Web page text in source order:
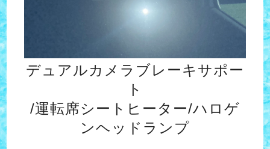
デュアルカメラブレーキサポー
ト
/運転席シートヒーター/ハロゲ
ンヘッドランプ